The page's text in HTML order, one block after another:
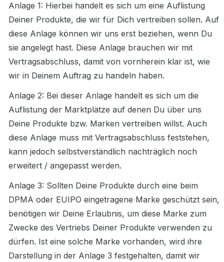
Anlage 1: Hierbei handelt es sich um eine Auflistung
Deiner Produkte, die wir für Dich vertreiben sollen. Auf
diese Anlage können wir uns erst beziehen, wenn Du
sie angelegt hast. Diese Anlage brauchen wir mit
Vertragsabschluss, damit von vornherein klar ist, wie
wir in Deinem Auftrag zu handeln haben.
Anlage 2: Bei dieser Anlage handelt es sich um die
Auflistung der Marktplätze auf denen Du über uns
Deine Produkte bzw. Marken vertreiben willst. Auch
diese Anlage muss mit Vertragsabschluss feststehen,
kann jedoch selbstverständlich nachträglich noch
erweitert / angepasst werden.
Anlage 3: Sollten Deine Produkte durch eine beim
DPMA oder EUIPO eingetragene Marke geschützt sein,
benötigen wir Deine Erlaubnis, um diese Marke zum
Zwecke des Vertriebs Deiner Produkte verwenden zu
dürfen. Ist eine solche Marke vorhanden, wird ihre
Darstellung in der Anlage 3 festgehalten, damit wir